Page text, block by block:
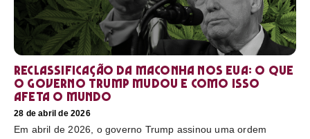
Reclassificação da maconha nos EUA: o que
o governo Trump mudou e como isso
afeta o mundo
28 de abril de 2026
Em abril de 2026, o governo Trump assinou uma ordem